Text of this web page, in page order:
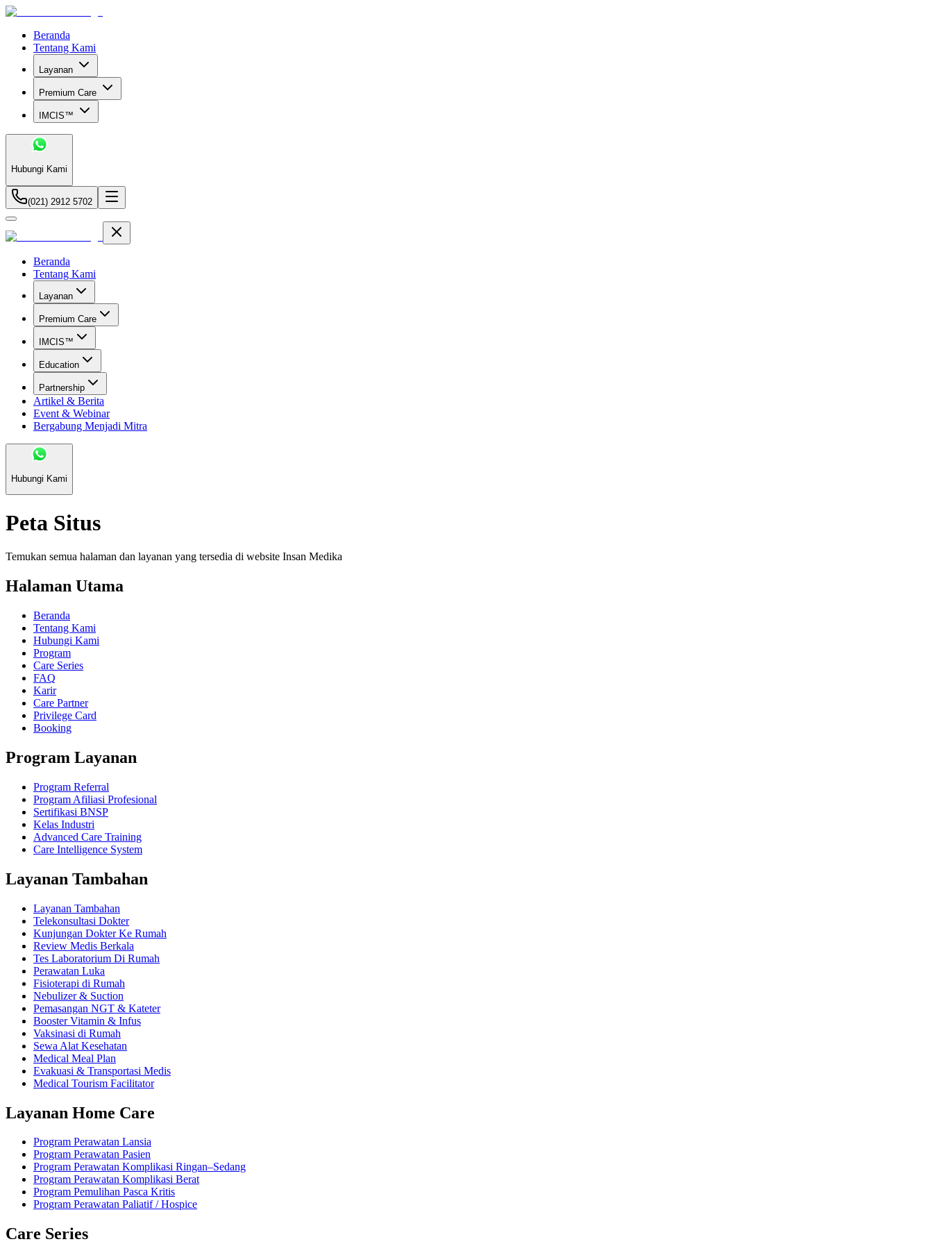
Beranda
Tentang Kami
Layanan
Premium Care
IMCIS™
Hubungi Kami
(021) 2912 5702
Beranda
Tentang Kami
Layanan
Premium Care
IMCIS™
Education
Partnership
Artikel & Berita
Event & Webinar
Bergabung Menjadi Mitra
Hubungi Kami
Peta Situs
Temukan semua halaman dan layanan yang tersedia di website Insan Medika
Halaman Utama
Beranda
Tentang Kami
Hubungi Kami
Program
Care Series
FAQ
Karir
Care Partner
Privilege Card
Booking
Program Layanan
Program Referral
Program Afiliasi Profesional
Sertifikasi BNSP
Kelas Industri
Advanced Care Training
Care Intelligence System
Layanan Tambahan
Layanan Tambahan
Telekonsultasi Dokter
Kunjungan Dokter Ke Rumah
Review Medis Berkala
Tes Laboratorium Di Rumah
Perawatan Luka
Fisioterapi di Rumah
Nebulizer & Suction
Pemasangan NGT & Kateter
Booster Vitamin & Infus
Vaksinasi di Rumah
Sewa Alat Kesehatan
Medical Meal Plan
Evakuasi & Transportasi Medis
Medical Tourism Facilitator
Layanan Home Care
Program Perawatan Lansia
Program Perawatan Pasien
Program Perawatan Komplikasi Ringan–Sedang
Program Perawatan Komplikasi Berat
Program Pemulihan Pasca Kritis
Program Perawatan Paliatif / Hospice
Care Series